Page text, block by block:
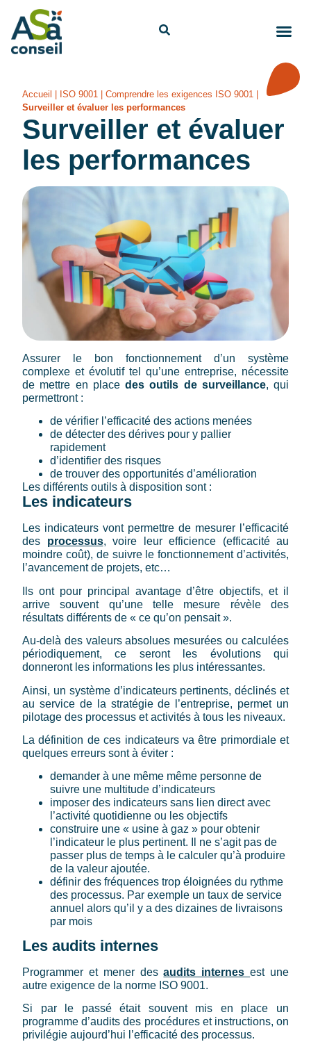
Accueil ISO 9001 Comprendre les exigences ISO 9001
Surveiller et évaluer les performances
Surveiller et évaluer
les performances
Assurer le bon fonctionnement d’un système
complexe et évolutif tel qu’une entreprise, nécessite
de mettre en place des outils de surveillance, qui
permettront :
de vérifier l’efficacité des actions menées
de détecter des dérives pour y pallier
rapidement
d’identifier des risques
de trouver des opportunités d’amélioration
Les différents outils à disposition sont :
Les indicateurs
Les indicateurs vont permettre de mesurer l’efficacité
des processus, voire leur efficience (efficacité au
moindre coût), de suivre le fonctionnement d’activités,
l’avancement de projets, etc…
Ils ont pour principal avantage d’être objectifs, et il
arrive souvent qu’une telle mesure révèle des
résultats différents de « ce qu’on pensait ».
Au-delà des valeurs absolues mesurées ou calculées
périodiquement, ce seront les évolutions qui
donneront les informations les plus intéressantes.
Ainsi, un système d’indicateurs pertinents, déclinés et
au service de la stratégie de l’entreprise, permet un
pilotage des processus et activités à tous les niveaux.
La définition de ces indicateurs va être primordiale et
quelques erreurs sont à éviter :
demander à une même même personne de
suivre une multitude d’indicateurs
imposer des indicateurs sans lien direct avec
l’activité quotidienne ou les objectifs
construire une « usine à gaz » pour obtenir
l’indicateur le plus pertinent. Il ne s’agit pas de
passer plus de temps à le calculer qu’à produire
de la valeur ajoutée.
définir des fréquences trop éloignées du rythme
des processus. Par exemple un taux de service
annuel alors qu’il y a des dizaines de livraisons
par mois
Les audits internes
Programmer et mener desaudits internesest une
autre exigence de la norme ISO 9001.
Si par le passé était souvent mis en place un
programme d’audits des procédures et instructions, on
privilégie aujourd’hui l’efficacité des processus.